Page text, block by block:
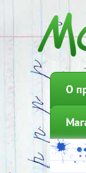
О